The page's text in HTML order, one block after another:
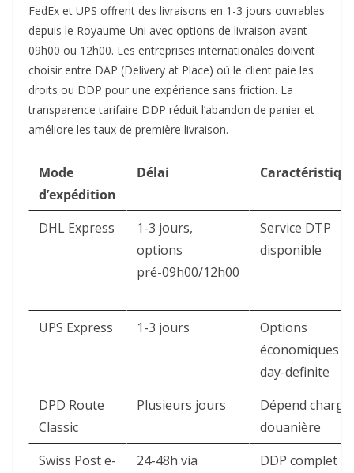
FedEx et UPS offrent des livraisons en 1-3 jours ouvrables
depuis le Royaume-Uni avec options de livraison avant
09h00 ou 12h00. Les entreprises internationales doivent
choisir entre DAP (Delivery at Place) où le client paie les
droits ou DDP pour une expérience sans friction. La
transparence tarifaire DDP réduit l’abandon de panier et
améliore les taux de première livraison.​
Mode
d’expédition
Délai
DHL Express
1-3 jours,
options
pré-09h00/12h00
Service DTP
disponible ​
UPS Express 1-3 jours ​
Options
économiques
day-definite ​
DPD Route
Classic
Plusieurs jours ​
Dépend charge
douanière ​
Swiss Post e-
24-48h via
DDP complet